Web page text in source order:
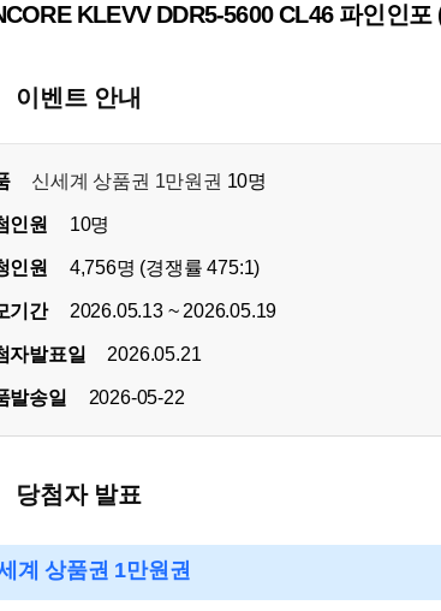
KLEVV DDR5-5600 CL46 파인인
이벤트 안내
신세계 상품권 1만원권 10명
인원 10명
인원 4,756명 (경쟁률 475:1)
기간 2026.05.13 ~ 2026.05.19
자발표일 2026.05.21
발송일 2026-05-22
당첨자 발표
계 상품권 1만원권